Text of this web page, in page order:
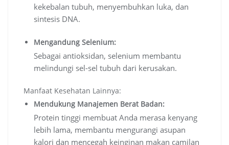
kekebalan tubuh, menyembuhkan luka, dan
sintesis DNA.
Mengandung Selenium:
Sebagai antioksidan, selenium membantu
melindungi sel-sel tubuh dari kerusakan.
Manfaat Kesehatan Lainnya:
Mendukung Manajemen Berat Badan:
Protein tinggi membuat Anda merasa kenyang
lebih lama, membantu mengurangi asupan
kalori dan mencegah keinginan makan camilan